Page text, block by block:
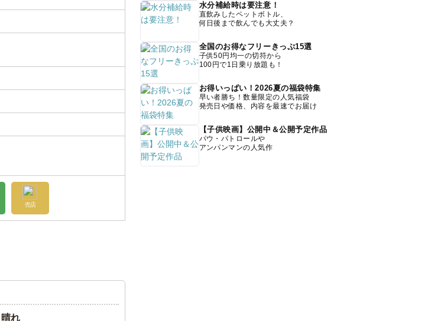
売店
晴れ
水分補給時は要注意！
直飲みしたペットボトル、
何日後まで飲んでも大丈夫？
全国のお得なフリーきっぷ15選
子供50円均一の切符から
100円で1日乗り放題も！
お得いっぱい！2026夏の福袋特集
早い者勝ち！数量限定の人気福袋
発売日や価格、内容を最速でお届け
【子供映画】公開中＆公開予定作品
パウ・パトロールや
アンパンマンの人気作